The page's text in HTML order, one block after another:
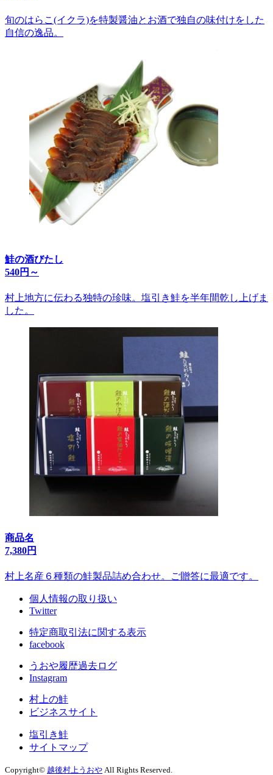
旬のはらこ(イクラ)を特製醤油とお酒で独自の味付けをした
自信の逸品。
鮭の酒びたし
540円～
村上地方に伝わる独特の珍味。塩引き鮭を半年間乾し上げま
した。
商品名
7,380円
村上名産６種類の鮭製品詰め合わせ。ご贈答に最適です。
個人情報の取り扱い
Twitter
特定商取引法に関する表示
facebook
うおや履歴過去ログ
Instagram
村上の鮭
ビジネスサイト
塩引き鮭
サイトマップ
Copyright© 越後村上うおや All Rights Reserved.